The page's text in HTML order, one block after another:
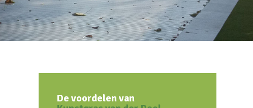
De voordelen van